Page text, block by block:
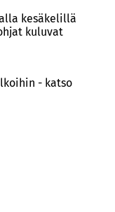
kesäkelillä
kuluvat
- katso